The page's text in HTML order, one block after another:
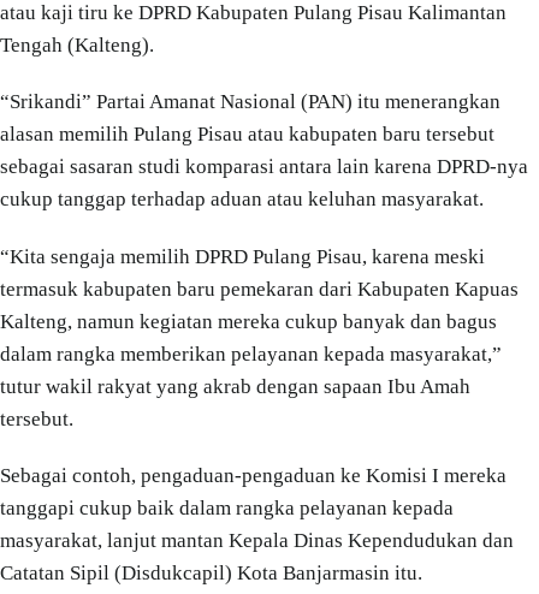
atau kaji tiru ke DPRD Kabupaten Pulang Pisau Kalimantan
Tengah (Kalteng).
“Srikandi” Partai Amanat Nasional (PAN) itu menerangkan
alasan memilih Pulang Pisau atau kabupaten baru tersebut
sebagai sasaran studi komparasi antara lain karena DPRD-nya
cukup tanggap terhadap aduan atau keluhan masyarakat.
“Kita sengaja memilih DPRD Pulang Pisau, karena meski
termasuk kabupaten baru pemekaran dari Kabupaten Kapuas
Kalteng, namun kegiatan mereka cukup banyak dan bagus
dalam rangka memberikan pelayanan kepada masyarakat,”
tutur wakil rakyat yang akrab dengan sapaan Ibu Amah
tersebut.
Sebagai contoh, pengaduan-pengaduan ke Komisi I mereka
tanggapi cukup baik dalam rangka pelayanan kepada
masyarakat, lanjut mantan Kepala Dinas Kependudukan dan
Catatan Sipil (Disdukcapil) Kota Banjarmasin itu.